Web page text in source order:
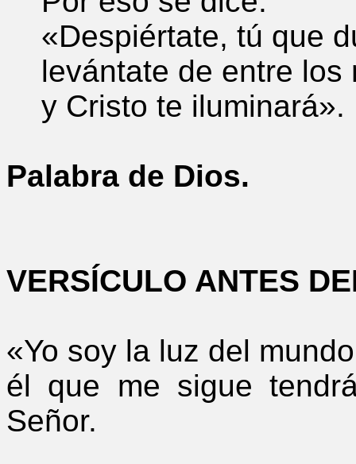
«Despiértate, tú que
levántate de entre los
y Cristo te iluminará».
Palabra de Dios.
VERSÍCULO ANTES
«Yo soy la luz del
él que me sigue
Señor.